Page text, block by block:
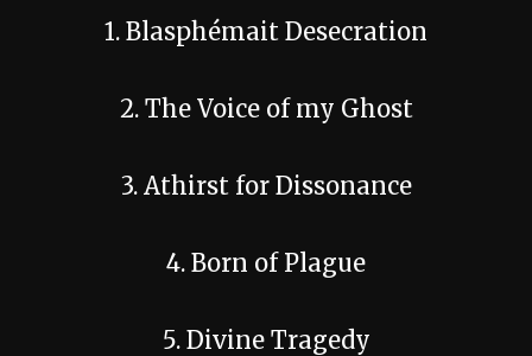
1. Blasphémait Desecration
2. The Voice of my Ghost
3. Athirst for Dissonance
4. Born of Plague
5. Divine Tragedy